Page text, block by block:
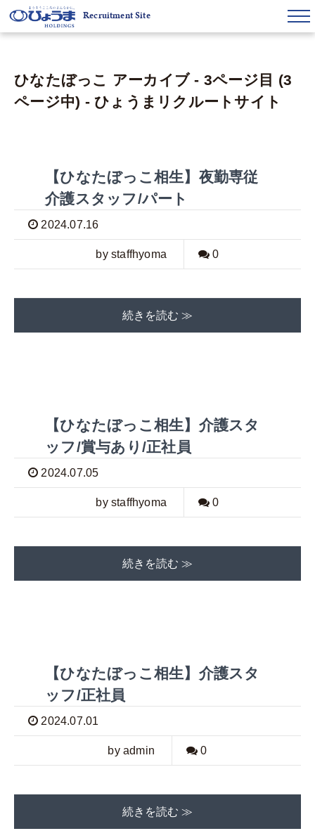
Recruitment Site
ひなたぼっこ アーカイブ - 3ページ目 (3
ページ中) - ひょうまリクルートサイト
【ひなたぼっこ相生】夜勤専従
介護スタッフ/パート
2024.07.16
by staffhyoma 0
続きを読む ≫
【ひなたぼっこ相生】介護スタ
ッフ/賞与あり/正社員
2024.07.05
by staffhyoma 0
続きを読む ≫
【ひなたぼっこ相生】介護スタ
ッフ/正社員
2024.07.01
by admin 0
続きを読む ≫